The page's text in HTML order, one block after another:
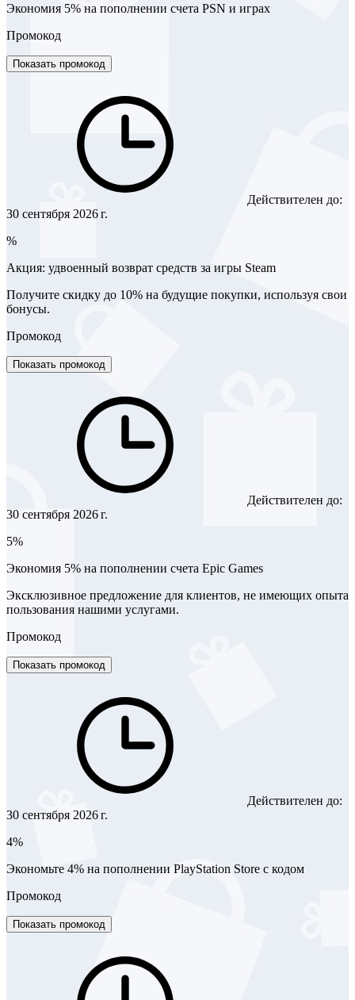
Экономия 5% на пополнении счета PSN и играх
Промокод
Показать промокод
Действителен до:
30 сентября 2026 г.
%
Акция: удвоенный возврат средств за игры Steam
Получите скидку до 10% на будущие покупки, используя свои
бонусы.
Промокод
Показать промокод
Действителен до:
30 сентября 2026 г.
5%
Экономия 5% на пополнении счета Epic Games
Эксклюзивное предложение для клиентов, не имеющих опыта
пользования нашими услугами.
Промокод
Показать промокод
Действителен до:
30 сентября 2026 г.
4%
Экономьте 4% на пополнении PlayStation Store с кодом
Промокод
Показать промокод